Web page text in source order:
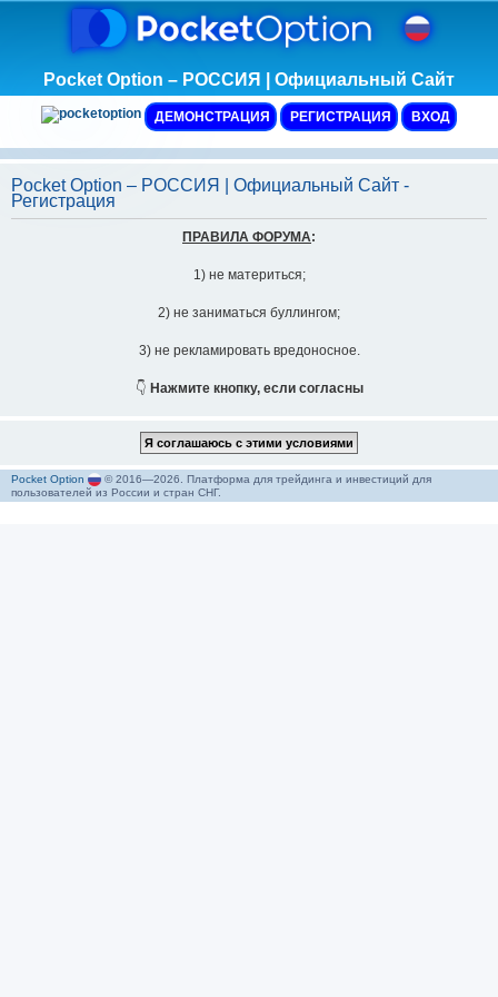
Pocket Option – РОССИЯ | Официальный Сайт
ДЕМОНСТРАЦИЯ РЕГИСТРАЦИЯ ВХОД
Pocket Option – РОССИЯ | Официальный Сайт -
Регистрация
ПРАВИЛА ФОРУМА:
1) не материться;
2) не заниматься буллингом;
3) не рекламировать вредоносное.
👇 Нажмите кнопку, если согласны
Pocket Option
© 2016—2026. Платформа для трейдинга и инвестиций для
пользователей из России и стран СНГ.